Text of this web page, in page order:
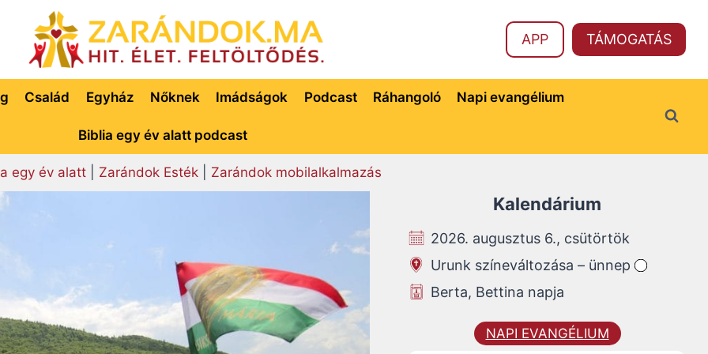
APP TÁMOGATÁS
Család Egyház Nőknek Imádságok Podcast Ráhangoló Napi evangélium
Biblia egy év alatt podcast
egy év alatt| Zarándok Esték| Zarándok mobilalkalmazás
Kalendárium
2026. augusztus 6., csütörtök
Urunk színeváltozása – ünnep
Berta, Bettina napja
NAPI EVANGÉLIUM